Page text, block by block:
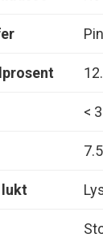
<
lukt